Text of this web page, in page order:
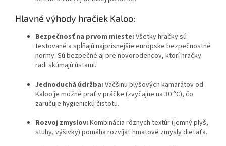
Hlavné výhody hračiek Kaloo:
Bezpečnosť na prvom mieste: Všetky hračky sú
testované a spĺňajú najprísnejšie európske bezpečnostné
normy. Sú bezpečné aj pre novorodencov, ktorí hračky
radi skúmajú ústami.
Jednoduchá údržba: Väčšinu plyšových kamarátov od
Kaloo je možné prať v práčke (zvyčajne na 30 °C), čo
zaručuje hygienickú čistotu.
Rozvoj zmyslov: Kombinácia rôznych textúr (jemný plyš,
stuhy, výšivky) pomáha rozvíjať hmatové zmysly dieťaťa.